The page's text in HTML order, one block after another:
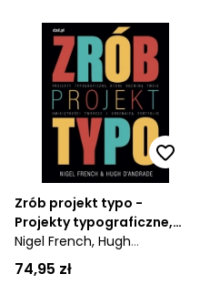
Zrób projekt typo -
Projekty typograficzne,
które rozwiną twoje
umiejętności twórcze i
urozmaicą portfolio
Nigel French, Hugh
D'andrade
74,95 zł